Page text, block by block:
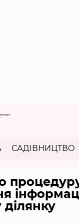
САДІВНИЦТВО